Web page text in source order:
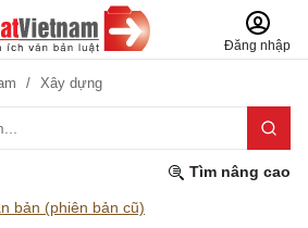
Đăng nhập
Xây dựng
Tìm nâng cao
bản (phiên bản cũ)